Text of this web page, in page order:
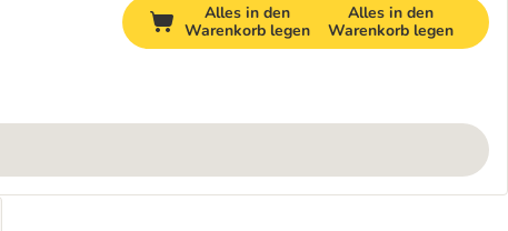
Alles in den
Warenkorb legen
Alles in den
Warenkorb legen